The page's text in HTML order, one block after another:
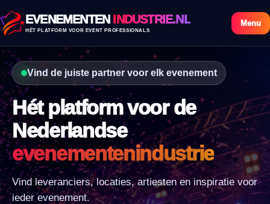
EVENEMENTEN INDUSTRIE.NL
HÉT PLATFORM VOOR EVENT PROFESSIONALS
Menu
Vind de juiste partner voor elk evenement
Hét platform voor de
Nederlandse
evenementenindustrie
Vind leveranciers, locaties, artiesten en inspiratie voor
ieder evenement.